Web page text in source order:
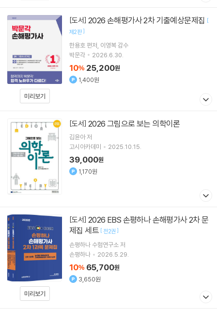
미리보기
[도서] 2026 손해평가사 2차 기출예상문제집 [
제2판]
한용호 편저 이영복감수
박문각
2026.6.30.
10% 25,200원
1,400원
[도서] 2026 그림으로 보는 의학이론
김윤아저
고시아카데미
2025.10.15.
39,000원
1,170원
미리보기
[도서]
제집 세트 [ 전2권 ]
손평하나 수험연구소 저
손평하나
2026.5.29.
10% 65,700원
3,650원